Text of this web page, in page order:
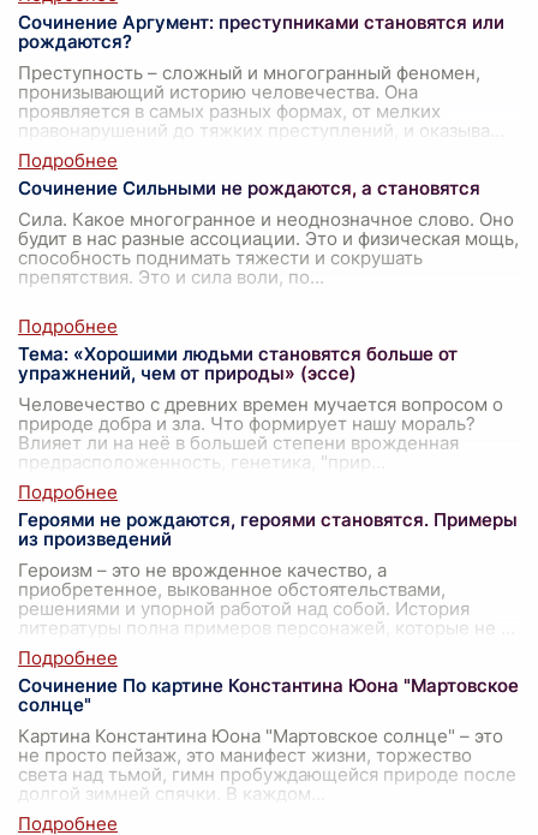
Сочинение Аргумент: преступниками становятся или
рождаются?
Преступность – сложный и многогранный феномен,
пронизывающий историю человечества. Она
проявляется в самых разных формах, от мелких
правонарушений до тяжких преступлений, и оказыва
Сочинение Сильными не рождаются, а становятся
Сила. Какое многогранное и неоднозначное слово. Оно
будит в нас разные ассоциации. Это и физическая мощь,
способность поднимать тяжести и сокрушать
препятствия. Это и сила воли, по...
Тема: «Хорошими людьми становятся больше от
упражнений, чем от природы» (эссе)
Человечество с древних времен мучается вопросом о
природе добра и зла. Что формирует нашу мораль?
Влияет ли на неё в большей степени врожденная
предрасположенность, генетика, "прир
Героями не рождаются, героями становятся. Примеры
из произведений
Героизм – это не врожденное качество, а
приобретенное, выкованное обстоятельствами,
решениями и упорной работой над собой. История
литературы полна примеров персонажей, которые не
Сочинение По картине Константина Юона "Мартовское
солнце"
Картина Константина Юона "Мартовское солнце" – это
не просто пейзаж, это манифест жизни, торжество
света над тьмой, гимн пробуждающейся природе после
долгой зимней спячки. В каждом